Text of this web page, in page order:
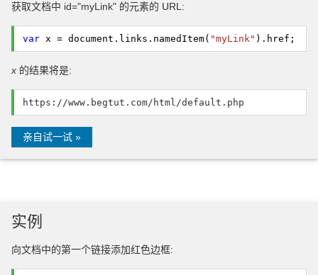
获取文档中 id="myLink" 的元素的 URL:
var x = document. links . namedItem( "myLink" ). href ;
x 的结果将是:
https://www.begtut.com/html/default.php
亲自试一试 »
实例
向文档中的第一个链接添加红色边框: